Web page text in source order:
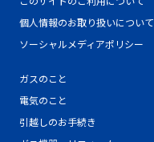
個人情報のお取り扱いについて
ソーシャルメディアポリシー
ガスのこと
電気のこと
引越しのお手続き